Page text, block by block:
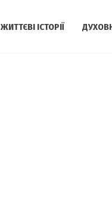
ЖИТТЄВІ ІСТОРІЇ